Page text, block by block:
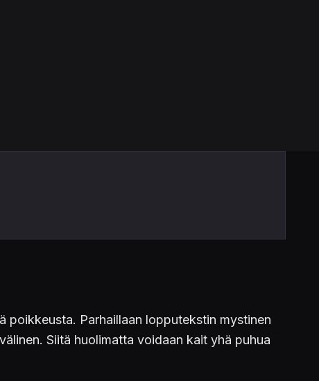
poikkeusta. Parhaillaan lopputekstin mystinen
Siitä huolimatta voidaan kait yhä puhua